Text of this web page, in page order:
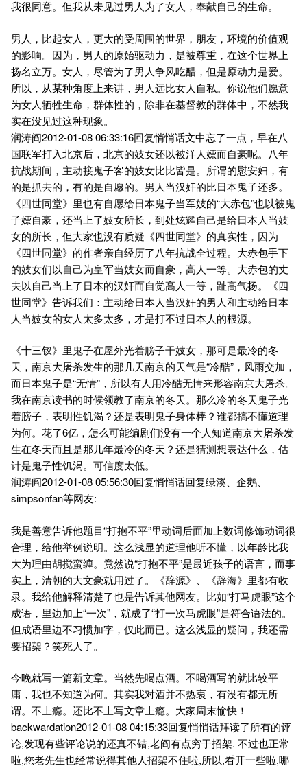
我很同意。但我从未见过男人为了女人，奉献自己的生命。
男人，比起女人，更大的受周围的世界，朋友，环境的价值观
的影响。因为，男人的原始驱动力，是被尊重，在这个世界上
扬名立万。女人，尽管为了男人争风吃醋，但是原动力是爱。
所以，从某种角度上来讲，男人远比女人自私。你说他们愿意
为女人牺牲生命，群体性的，除非在基督教的群体中，不然我
实在没见过这种现象。
润涛阎2012-01-08 06:33:16回复悄悄话文中忘了一点，早在八
国联军打入北京后，北京的妓女还以被洋人嫖而自豪呢。八年
抗战期间，主动接鬼子客的妓女比比皆是。所谓的慰安妇，有
的是抓去的，有的是自愿的。男人当汉奸的比日本鬼子还多。
《四世同堂》里也有自愿给日本鬼子当军妓的“大赤包”也以被鬼
子嫖自豪，还当上了妓女所长，到处炫耀自己是给日本人当妓
女的所长，但大家也没有质疑《四世同堂》的真实性，因为
《四世同堂》的作者亲自经历了八年抗战全过程。大赤包手下
的妓女们以自己为皇军当妓女而自豪，高人一等。大赤包的丈
夫以自己当上了日本的汉奸而自觉高人一等，趾高气扬。《四
世同堂》告诉我们：主动给日本人当汉奸的男人和主动给日本
人当妓女的女人太多太多，才是打不过日本人的根源。
《十三钗》里鬼子在屋外光着膀子干妓女，那可是最冷的冬
天，南京大屠杀发生的那几天南京的天气是“冷酷”，风雨交加，
而日本鬼子是“无情”，所以有人用冷酷无情来形容南京大屠杀。
我在南京读书的时候领教了南京的冬天。那么冷的冬天鬼子光
着膀子，表明性饥渴？还是表明鬼子身体棒？谁都搞不懂道理
为何。花了6亿，怎么可能编剧们没有一个人知道南京大屠杀发
生在冬天而且是那几年最冷的冬天？还是猜测想表达什么，估
计是鬼子性饥渴。可信度太低。
润涛阎2012-01-08 05:56:30回复悄悄话回复绿溪、企鹅、
simpsonfan等网友:
我是善意告诉他题目“打抱不平”里动词后面加上数词修饰动词很
合理，给他举例说明。这么浅显的道理他听不懂，以年龄比我
大为理由胡搅蛮缠。竟然说“打抱不平”是最近孩子的语言，而事
实上，清朝的大文豪就用过了。《辞源》、《辞海》里都有收
录。我给他解释清楚了也是告诉其他网友。比如“打马虎眼”这个
成语，里边加上“一次”，就成了“打一次马虎眼”是符合语法的。
但成语里边不习惯加字，仅此而已。这么浅显的疑问，我还需
要招架？笑死人了。
今晚就写一篇新文章。当然先喝点酒。不喝酒写的就比较平
庸，我也不知道为何。其实我对酒并不热衷，有没有都无所
谓。不上瘾。还比不上写文章上瘾。大家周末愉快！
backwardation2012-01-08 04:15:33回复悄悄话拜读了所有的评
论,发现有些评论说的还真不错,老阎有点穷于招架. 不过也正常
啦,您老先生也经常说得其他人招架不住啦,所以,看开一些啦,哪